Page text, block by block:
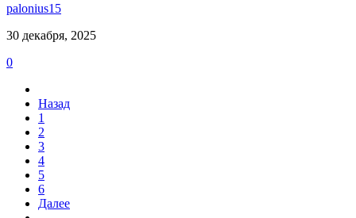
palonius15
30 декабря, 2025
0
Назад
1
2
3
4
5
6
Далее